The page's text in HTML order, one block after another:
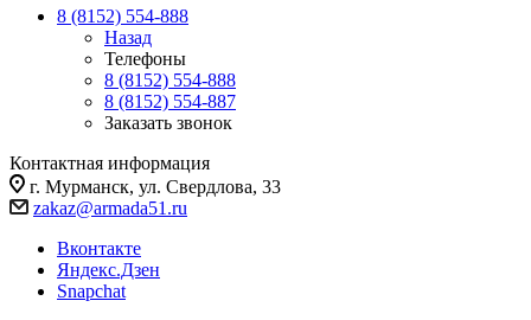
8 (8152) 554-888
Назад
Телефоны
8 (8152) 554-888
8 (8152) 554-887
Заказать звонок
Контактная информация
г. Мурманск, ул. Свердлова, 33
zakaz@armada51.ru
Вконтакте
Яндекс.Дзен
Snapchat